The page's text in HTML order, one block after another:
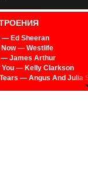
— Selena Gomez,
A Woman Loves — R.
Always Love You
— BTS
— Ed Sheeran
Now — Westlife
— James Arthur
You — Kelly Clarkson
— Angus And Julia